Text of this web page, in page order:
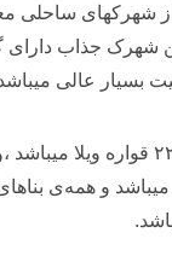
شهرکهای ساحلی
بسیار عالی
❕شهرک یاس دارای ۲۲ قواره
و همه‌ی